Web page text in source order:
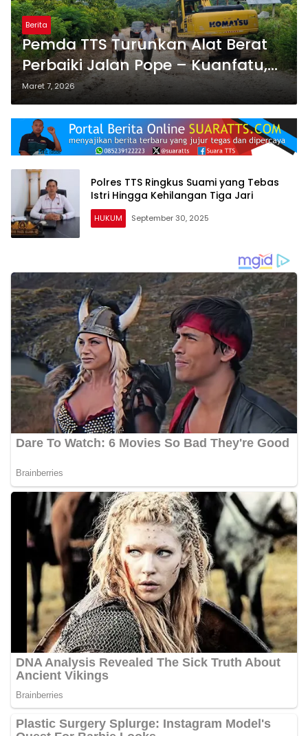
Berita
Pemda TTS Turunkan Alat Berat
Perbaiki Jalan Pope – Kuanfatu,
Warga Apresiasi Respon Cepat
Bupati
Maret 7, 2026
Polres TTS Ringkus Suami yang Tebas
Istri Hingga Kehilangan Tiga Jari
HUKUM September 30, 2025